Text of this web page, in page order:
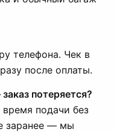
телефона. Чек в
после оплаты.
потеряется?
время подачи без
заранее — мы